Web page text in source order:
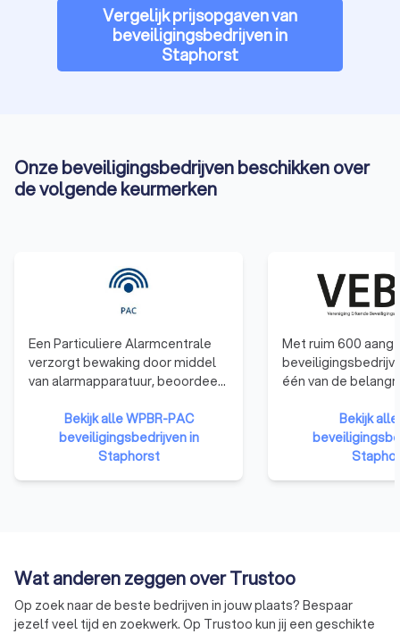
Vraag vandaag nog gratis offertes aan via Trustoo en ontdek
welk security bedrijf in Staphorst het beste past bij jouw
wensen en budget. Laat jouw veiligheid aan de experts over
Vergelijk prijsopgaven van
beveiligingsbedrijven in
Staphorst
Onze beveiligingsbedrijven beschikken over
de volgende keurmerken
Een Particuliere Alarmcentrale
verzorgt bewaking door middel
van alarmapparatuur, beoordeelt
situaties door aan de politie.
Bekijk alle WPBR-PAC
beveiligingsbedrijven in
Staphorst
Met ruim 600
één van de
behartigen de
onze
Bekijk alle
Wat anderen zeggen over Trustoo
Op zoek naar de beste bedrijven in jouw plaats? Bespaar
jezelf veel tijd en zoekwerk. Op Trustoo kun jij een geschikte